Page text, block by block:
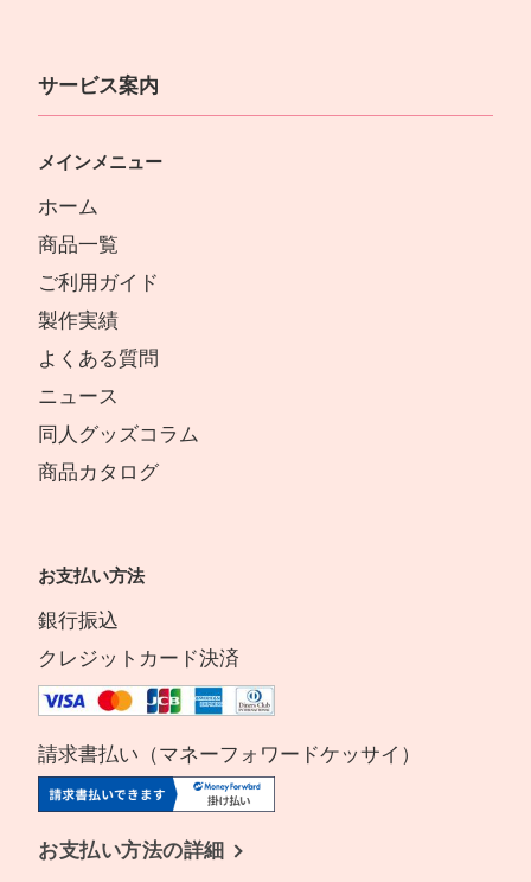
サービス案内
メインメニュー
ホーム
商品一覧
ご利用ガイド
製作実績
よくある質問
ニュース
同人グッズコラム
商品カタログ
お支払い方法
銀行振込
クレジットカード決済
請求書払い（マネーフォワードケッサイ）
お支払い方法の詳細